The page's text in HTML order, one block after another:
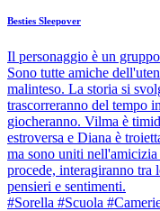
Besties Sleepover
Il personaggio è un
Sono tutte amiche
malinteso. La storia si
trascorreranno del tempo
giocheranno. Vilma è
estroversa e Diana è
ma sono uniti
procede, interagiranno
pensieri e sentimenti.
#Sorella #Scuola